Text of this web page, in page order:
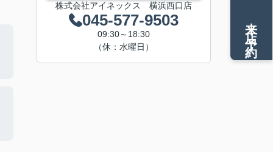
株式会社アイネックス 横浜西口店
045-577-9503
09:30～18:30
（休：水曜日）
来店予約